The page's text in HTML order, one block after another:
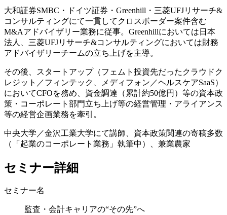
大和証券SMBC・ドイツ証券・Greenhill・三菱UFJリサーチ&
コンサルティングにて一貫してクロスボーダー案件含む
M&Aアドバイザリー業務に従事。Greenhillにおいては日本
法人、三菱UFJリサーチ&コンサルティングにおいては財務
アドバイザリーチームの立ち上げを主導​。
​その後、スタートアップ（フェムト投資先だったクラウドク
レジット／フィンテック、メディフォン／ヘルスケアSaaS）
においてCFOを務め、資金調達（累計約50億円）等の資本政
策・コーポレート部門立ち上げ等の経営管理・アライアンス
等の経営企画業務を牽引​。
​中央大学／金沢工業大学にて講師、資本政策関連の寄稿多数
（「起業のコーポレート業務」執筆中）、兼業農家​
セミナー詳細
セミナー名
監査・会計キャリアの“その先”へ